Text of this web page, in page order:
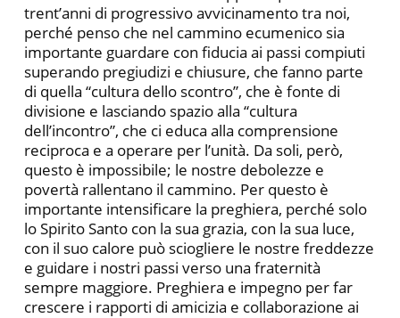
trent’anni di progressivo avvicinamento tra noi,
perché penso che nel cammino ecumenico sia
importante guardare con fiducia ai passi compiuti
superando pregiudizi e chiusure, che fanno parte
di quella “cultura dello scontro”, che è fonte di
divisione e lasciando spazio alla “cultura
dell’incontro”, che ci educa alla comprensione
reciproca e a operare per l’unità. Da soli, però,
questo è impossibile; le nostre debolezze e
povertà rallentano il cammino. Per questo è
importante intensificare la preghiera, perché solo
lo Spirito Santo con la sua grazia, con la sua luce,
con il suo calore può sciogliere le nostre freddezze
e guidare i nostri passi verso una fraternità
sempre maggiore. Preghiera e impegno per far
crescere i rapporti di amicizia e collaborazione ai